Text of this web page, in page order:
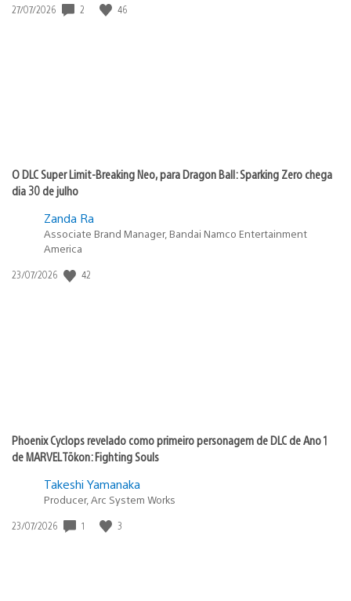
Data
27/07/2026 2 46
O DLC Super Limit-Breaking Neo, para Dragon Ball: Sparking Zero chega
dia 30 de julho
Zanda Ra
Associate Brand Manager, Bandai Namco Entertainment
America
Data
23/07/2026 42
Phoenix Cyclops revelado como primeiro personagem de DLC de Ano 1
de MARVEL Tōkon: Fighting Souls
Takeshi Yamanaka
Producer, Arc System Works
Data
23/07/2026 1 3